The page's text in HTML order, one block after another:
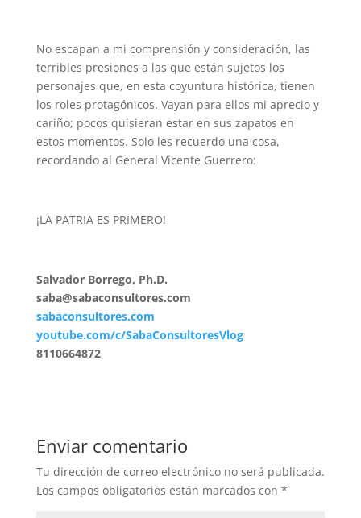
No escapan a mi comprensión y consideración, las
terribles presiones a las que están sujetos los
personajes que, en esta coyuntura histórica, tienen
los roles protagónicos. Vayan para ellos mi aprecio y
cariño; pocos quisieran estar en sus zapatos en
estos momentos. Solo les recuerdo una cosa,
recordando al General Vicente Guerrero:
¡LA PATRIA ES PRIMERO!
Salvador Borrego, Ph.D.
saba@sabaconsultores.com
sabaconsultores.com
youtube.com/c/SabaConsultoresVlog
8110664872
Enviar comentario
Tu dirección de correo electrónico no será publicada.
Los campos obligatorios están marcados con *